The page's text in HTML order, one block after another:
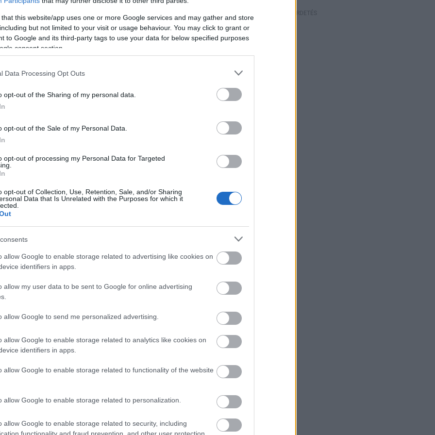
that this website/app uses one or more Google services and may gather and store
but not limited to your visit or usage behaviour. You may click to grant or
to Google and its third-party tags to use your data for below specified purposes
consent section.
Data Processing Opt Outs
opt-out of the Sharing of my personal data.
opt-out of the Sale of my Personal Data.
opt-out of processing my Personal Data for Targeted
opt-out of Collection, Use, Retention, Sale, and/or Sharing
Data that Is Unrelated with the Purposes for which it
allow Google to enable storage related to advertising like cookies on
identifiers in apps.
allow my user data to be sent to Google for online advertising
allow Google to send me personalized advertising.
allow Google to enable storage related to analytics like cookies on
identifiers in apps.
allow Google to enable storage related to functionality of the website
allow Google to enable storage related to personalization.
allow Google to enable storage related to security, including
szervezzenek olyan rendezvényeket, előadásokat
a környezet védelmének fontosságára, és a
körben.
Napja Alapítványt, és hírközpontot is
koordinálására. Felhívásaik mind a falvak, mind a
aktivizálása pedig az elmúlt harminc évben olyan
az országnak, ahol ne tennének a közösségek a
számítanak ilyenkor a közös faültetések, a falu-
hogy mi legyen a Föld napjának a
nem is meglepő, hiszen ahogy arról korábban a
terül el Kalifornia és a Hawaii közötti
és csaknem kétmilliárd darabból áll.
a világ óceánjain és vizesélőhelyein: az
hulladékot, ahol jóformán ember sem lakik. A
A szakértők szerint egy fa elültetése, a
a friss termékek fogyasztása a félkészek helyett,
Aktuális
HIRDETÉS